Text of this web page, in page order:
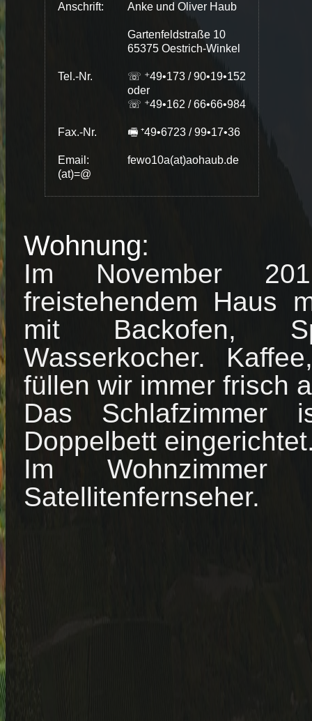
Anschrift: Anke und Oliver Haub
Gartenfeldstraße 10
65375 Oestrich-Winkel
Tel.-Nr.
☏ ⁺49•173 / 90•19•152
oder
☏ ⁺49•162 / 66•66•984
Fax.-Nr. 🖷 ⁺49•6723 / 99•17•36
Email:
fewo10a(​at​)aohaub.de
(at)=@
Wohnung:
Im November
freistehendem Haus
mit Backofen,
Wasserkocher.
füllen wir immer frisch
Das Schlafzimmer
Doppelbett
Im
Satellitenfernseher.